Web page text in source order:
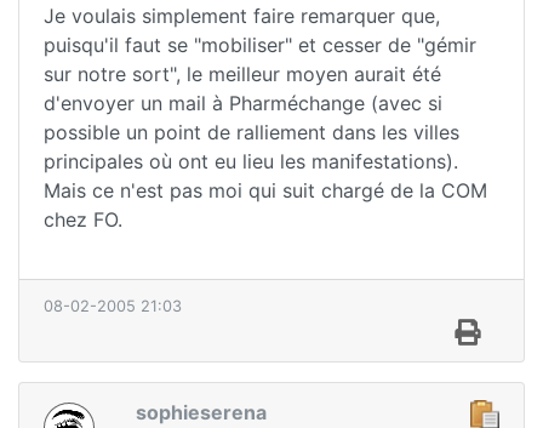
Je voulais simplement faire remarquer que,
puisqu'il faut se "mobiliser" et cesser de "gémir
sur notre sort", le meilleur moyen aurait été
d'envoyer un mail à Pharméchange (avec si
possible un point de ralliement dans les villes
principales où ont eu lieu les manifestations).
Mais ce n'est pas moi qui suit chargé de la COM
chez FO.
08-02-2005 21:03
sophieserena